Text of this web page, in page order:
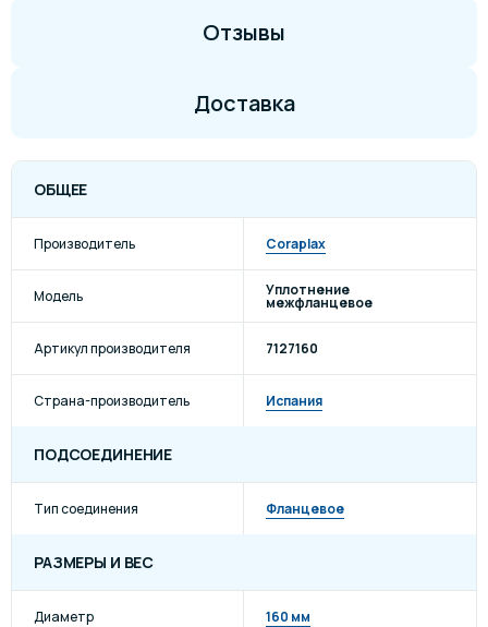
Отзывы
Доставка
ОБЩЕЕ
Производитель Coraplax
Модель Уплотнение
межфланцевое
Артикул производителя 7127160
Страна-производитель Испания
ПОДСОЕДИНЕНИЕ
Тип соединения Фланцевое
РАЗМЕРЫ И ВЕС
Диаметр 160 мм